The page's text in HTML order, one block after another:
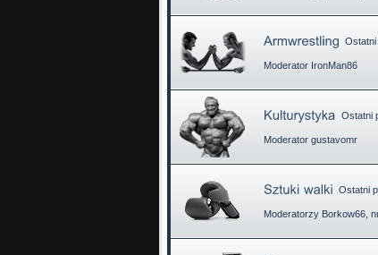
Ostatni
Moderator IronMan86
Ostatni
Moderator gustavomr
Ostatni
Moderatorzy Borkow66